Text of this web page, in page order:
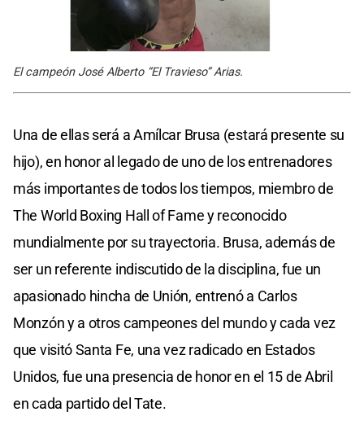
El campeón José Alberto “El Travieso” Arias.
Una de ellas será a Amílcar Brusa (estará presente su
hijo), en honor al legado de uno de los entrenadores
más importantes de todos los tiempos, miembro de
The World Boxing Hall of Fame y reconocido
mundialmente por su trayectoria. Brusa, además de
ser un referente indiscutido de la disciplina, fue un
apasionado hincha de Unión, entrenó a Carlos
Monzón y a otros campeones del mundo y cada vez
que visitó Santa Fe, una vez radicado en Estados
Unidos, fue una presencia de honor en el 15 de Abril
en cada partido del Tate.